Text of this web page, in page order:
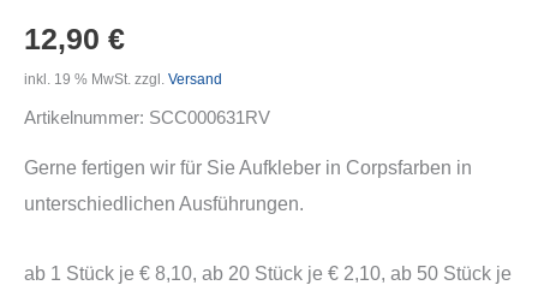
12,90 €
inkl. 19 % MwSt. zzgl. Versand
Artikelnummer: SCC000631RV
Gerne fertigen wir für Sie Aufkleber in Corpsfarben in
unterschiedlichen Ausführungen.
ab 1 Stück je € 8,10, ab 20 Stück je € 2,10, ab 50 Stück je